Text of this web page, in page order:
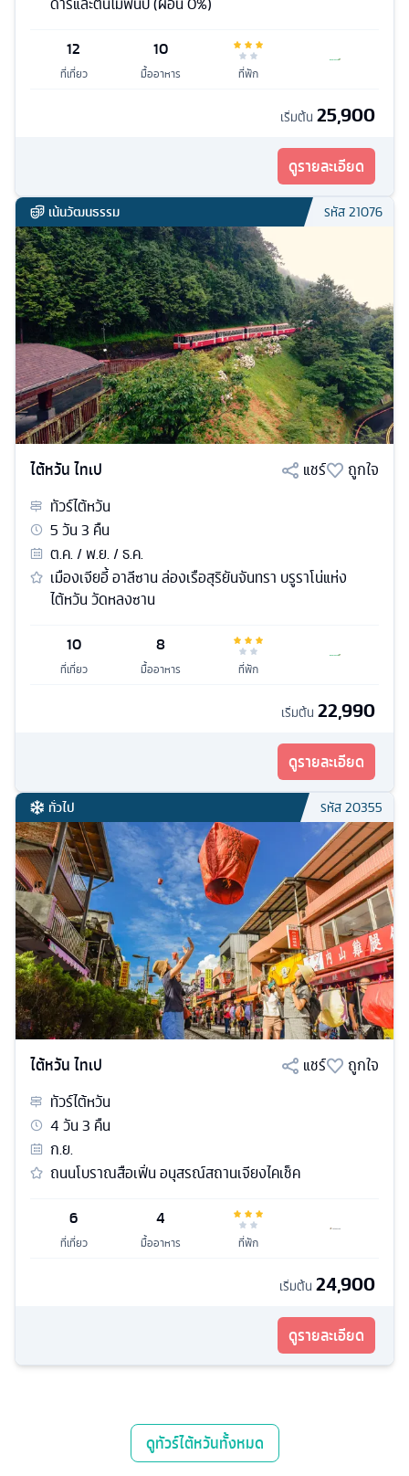
12
ที่เที่ยว
10
มื้ออาหาร ที่พัก
เริ่มต้น 25,900
ดูรายละเอียด
เน้นวัฒนธรรม รหัส21076
ไต้หวัน ไทเป แชร์
ถูกใจ
ทัวร์ไต้หวัน
5วัน3 คืน
ต.ค. / พ.ย. / ธ.ค.
เมืองเจียอี้ อาลีซาน ล่องเรือสุริยันจันทรา บรูราโน่แห่ง
ไต้หวัน วัดหลงซาน
10
ที่เที่ยว
8
มื้ออาหาร ที่พัก
เริ่มต้น 22,990
ดูรายละเอียด
ทั่วไป รหัส20355
ไต้หวัน ไทเป แชร์
ถูกใจ
ทัวร์ไต้หวัน
4วัน3 คืน
ก.ย.
ถนนโบราณสือเฟิ่น อนุสรณ์สถานเจียงไคเช็ค
6
ที่เที่ยว
4
มื้ออาหาร ที่พัก
เริ่มต้น 24,900
ดูรายละเอียด
ดูทัวร์ไต้หวันทั้งหมด